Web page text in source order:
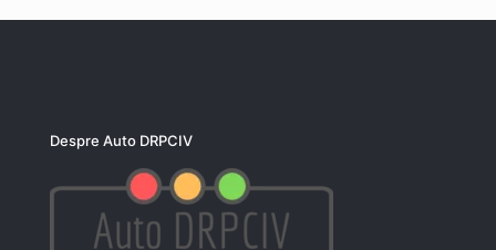
Despre Auto DRPCIV